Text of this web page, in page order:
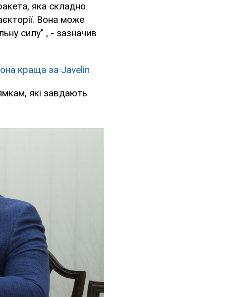
яка складно
Вона може
силу" , - зазначив
краща за Javelin
які завдають